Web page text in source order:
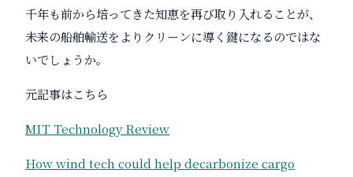
千年も前から培ってきた知恵を再び取り入れることが、
未来の船舶輸送をよりクリーンに導く鍵になるのではな
いでしょうか。
元記事はこちら
MIT Technology Review
How wind tech could help decarbonize cargo